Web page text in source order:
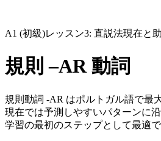
A1 (初級)レッスン3: 直説法現在と
規則 –AR 動詞
規則動詞 -AR はポルトガル語で最
現在では予測しやすいパターンに
学習の最初のステップとして最適で